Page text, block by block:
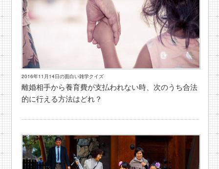
2016年11月14日の面白い雑学クイズ
離婚相手から養育費が支払われない時、次のうち合法
的に行える方法はどれ？